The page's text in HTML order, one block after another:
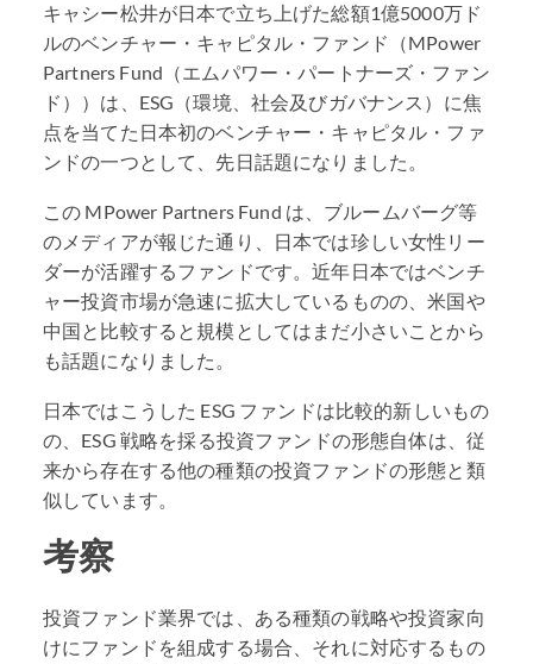
キャシー松井が日本で立ち上げた総額1億5000万ド
ルのベンチャー・キャピタル・ファンド（MPower
Partners Fund（エムパワー・パートナーズ・ファン
ド））は、ESG（環境、社会及びガバナンス）に焦
点を当てた日本初のベンチャー・キャピタル・ファ
ンドの一つとして、先日話題になりました。
この MPower Partners Fund は、ブルームバーグ等
のメディアが報じた通り、日本では珍しい女性リー
ダーが活躍するファンドです。近年日本ではベンチ
ャー投資市場が急速に拡大しているものの、米国や
中国と比較すると規模としてはまだ小さいことから
も話題になりました。
日本ではこうした ESG ファンドは比較的新しいもの
の、ESG 戦略を採る投資ファンドの形態自体は、従
来から存在する他の種類の投資ファンドの形態と類
似しています。
考察
投資ファンド業界では、ある種類の戦略や投資家向
けにファンドを組成する場合、それに対応するもの